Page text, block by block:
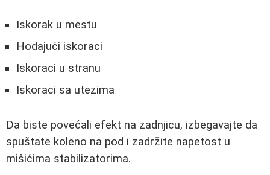
Iskorak u mestu
Hodajući iskoraci
Iskoraci u stranu
Iskoraci sa utezima
Da biste povećali efekt na zadnjicu, izbegavajte da
spuštate koleno na pod i zadržite napetost u
mišićima stabilizatorima.